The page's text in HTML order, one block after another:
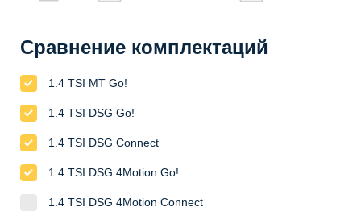
Сравнение комплектаций
1.4 TSI MT Go!
1.4 TSI DSG Go!
1.4 TSI DSG Connect
1.4 TSI DSG 4Motion Go!
1.4 TSI DSG 4Motion Connect